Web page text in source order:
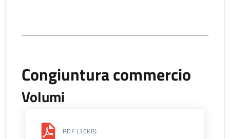
Congiuntura commercio
Volumi
PDF (16KB)